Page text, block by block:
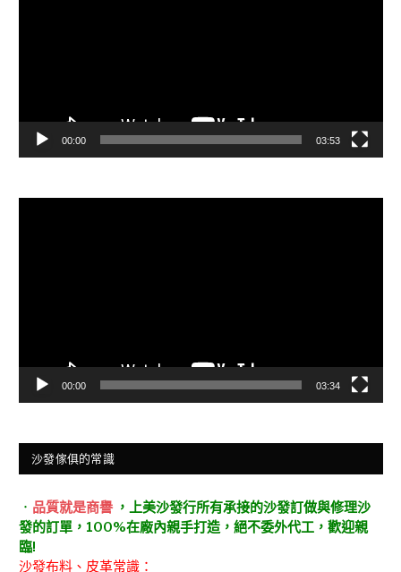
00:00 03:53
00:00 03:34
沙發傢俱的常識
． 品質就是商譽 ，上美沙發行所有承接的沙發訂做與修理沙
發的訂單，100%在廠內親手打造，絕不委外代工，歡迎親
臨!
沙發布料、皮革常識：